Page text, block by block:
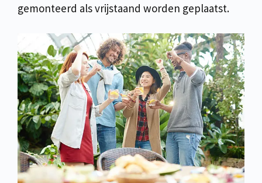
gemonteerd als vrijstaand worden geplaatst.